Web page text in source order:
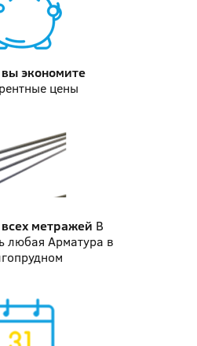
экономите
цены
всех метражей В
любая Арматура в